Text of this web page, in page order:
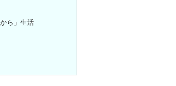
ら」生活